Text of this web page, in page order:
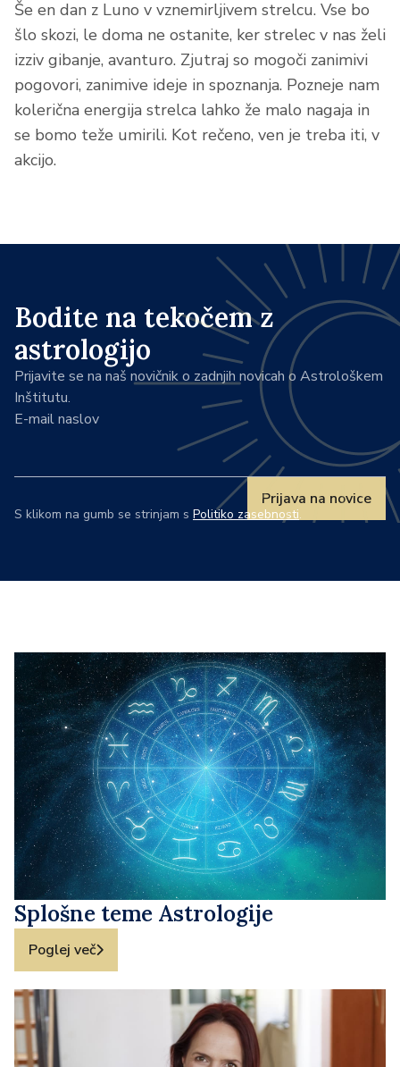
Še en dan z Luno v vznemirljivem strelcu. Vse bo
šlo skozi, le doma ne ostanite, ker strelec v nas želi
izziv gibanje, avanturo. Zjutraj so mogoči zanimivi
pogovori, zanimive ideje in spoznanja. Pozneje nam
kolerična energija strelca lahko že malo nagaja in
se bomo teže umirili. Kot rečeno, ven je treba iti, v
akcijo.
Bodite na tekočem z
astrologijo
Prijavite se na naš novičnik o zadnjih novicah o Astrološkem
Inštitutu.
E-mail naslov
Prijava na novice
S klikom na gumb se strinjam s Politiko zasebnosti.
Splošne teme Astrologije
Poglej več